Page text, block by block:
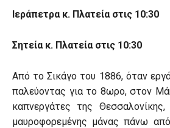
Ιεράπετρα κ. Πλατεία στις 10:30
Σητεία κ. Πλατεία στις 10:30
Από το Σικάγο του 1886, όταν
παλεύοντας για το 8ωρο, στον
καπνεργάτες της
μαυροφορεμένης μάνας πάνω